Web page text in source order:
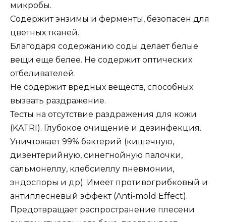
микробы.
Содержит энзимы и ферменты, безопасен для
цветных тканей.
Благодаря содержанию соды делает белые
вещи еще белее. Не содержит оптических
отбеливателей.
Не содержит вредных веществ, способных
вызвать раздражение.
Тесты на отсутствие раздражения для кожи
(KATRI). Глубокое очищение и дезинфекция.
Уничтожает 99% бактерий (кишечную,
дизентерийную, синегнойную палочки,
сальмонеллу, клебсиеллу пневмонии,
эндоспоры и др). Имеет противогрибковый и
антиплесневый эффект (Anti-mold Effect).
Предотвращает распространение плесени